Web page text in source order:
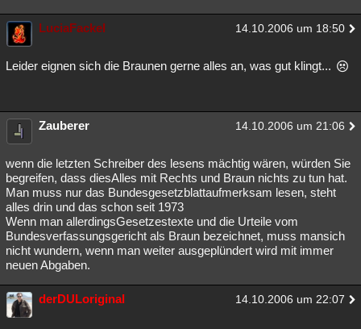
LuciaFackel 14.10.2006 um 18:50
Leider eignen sich die Braunen gerne alles an, was gut klingt...
Zauberer 14.10.2006 um 21:06
wenn die letzten Schreiber des lesens mächtig wären, würden Sie
begreifen, dass diesAlles mit Rechts und Braun nichts zu tun hat.
Man muss nur das Bundesgesetzblattaufmerksam lesen, steht
alles drin und das schon seit 1973
Wenn man allerdingsGesetzestexte und die Urteile vom
Bundesverfassungsgericht als Braun bezeichnet, muss mansich
nicht wundern, wenn man weiter ausgeplündert wird mit immer
neuen Abgaben.
derDULoriginal 14.10.2006 um 22:07